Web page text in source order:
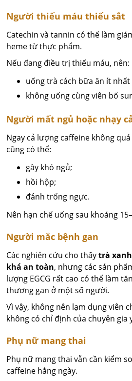
Người thiếu máu thiếu sắt
Catechin và tannin có thể làm
heme từ thực phẩm.
Nếu đang điều trị thiếu máu, nên:
uống trà cách bữa ăn ít nhất
không uống cùng viên bổ
Người mất ngủ hoặc nhạy
Ngay cả lượng caffeine không
cũng có thể:
gây khó ngủ;
hồi hộp;
đánh trống ngực.
Nên hạn chế uống sau khoảng
Người mắc bệnh gan
Các nghiên cứu cho thấytrà
khá an toàn, nhưng các sản
lượng EGCG rất cao có thể làm
thương gan ở một số người.
Vì vậy, không nên lạm dụng viên
không có chỉ định của chuyên gia
Phụ nữ mang thai
Phụ nữ mang thai vẫn cần kiểm
caffeine hằng ngày.